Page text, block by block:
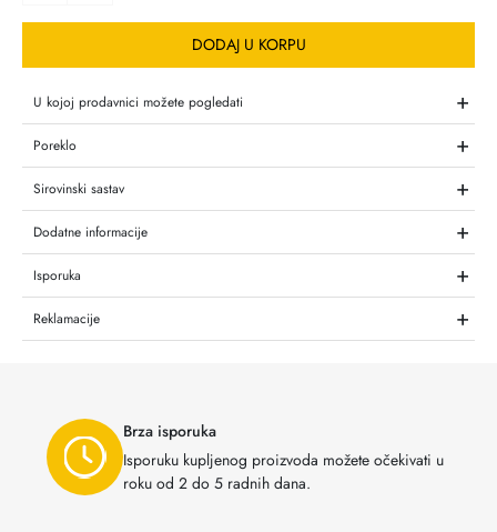
DODAJ U KORPU
U kojoj prodavnici možete pogledati +
Poreklo +
Sirovinski sastav +
Dodatne informacije +
Isporuka +
Reklamacije +
Brza isporuka
Isporuku kupljenog proizvoda možete očekivati u
roku od 2 do 5 radnih dana.